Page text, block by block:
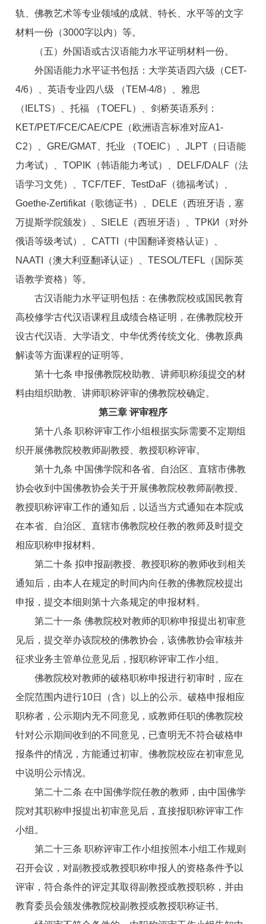
轨、佛教艺术等专业领域的成就、特长、水平等的文字
材料一份（3000字以内）等。
（五）外国语或古汉语能力水平证明材料一份。
外国语能力水平证书包括：大学英语四六级（CET-
4/6）、英语专业四八级 （TEM-4/8）、雅思
（IELTS）、托福 （TOEFL）、剑桥英语系列：
KET/PET/FCE/CAE/CPE（欧洲语言标准对应A1-
C2）、GRE/GMAT、托业 （TOEIC）、JLPT（日语能
力考试）、TOPIK（韩语能力考试）、DELF/DALF（法
语学习文凭）、TCF/TEF、TestDaF（德福考试）、
Goethe-Zertifikat（歌德证书）、DELE（西班牙语，塞
万提斯学院颁发）、SIELE（西班牙语）、ТРКИ（对外
俄语等级考试）、CATTI（中国翻译资格认证）、
NAATI（澳大利亚翻译认证）、TESOL/TEFL（国际英
语教学资格）等。
古汉语能力水平证明包括：在佛教院校或国民教育
高校修学古代汉语课程且成绩合格证明，在佛教院校开
设古代汉语、大学语文、中华优秀传统文化、佛教原典
解读等方面课程的证明等。
第十七条 申报佛教院校助教、讲师职称须提交的材
料由组织助教、讲师职称评审的佛教院校确定。
第三章 评审程序
第十八条 职称评审工作小组根据实际需要不定期组
织开展佛教院校教师副教授、教授职称评审。
第十九条 中国佛学院和各省、自治区、直辖市佛教
协会收到中国佛教协会关于开展佛教院校教师副教授、
教授职称评审工作的通知后，以适当方式通知在本院或
在本省、自治区、直辖市佛教院校任教的教师及时提交
相应职称申报材料。
第二十条 拟申报副教授、教授职称的教师收到相关
通知后，由本人在规定的时间内向任教的佛教院校提出
申报，提交本细则第十六条规定的申报材料。
第二十一条 佛教院校对教师的职称申报提出初审意
见后，提交举办该院校的佛教协会，该佛教协会审核并
征求业务主管单位意见后，报职称评审工作小组。
佛教院校对教师的破格职称申报进行初审时，应在
全院范围内进行10日（含）以上的公示。破格申报相应
职称者，公示期内无不同意见，或教师任职的佛教院校
针对公示期间收到的不同意见，已查明无不符合破格申
报条件的情况，方能通过初审。佛教院校应在初审意见
中说明公示情况。
第二十二条 在中国佛学院任教的教师，由中国佛学
院对其职称申报提出初审意见后，直接报职称评审工作
小组。
第二十三条 职称评审工作小组按照本小组工作规则
召开会议，对副教授或教授职称申报人的资格条件予以
评审，符合条件的评定其取得副教授或教授职称，并由
教育委员会颁发佛教院校副教授或教授职称证书。